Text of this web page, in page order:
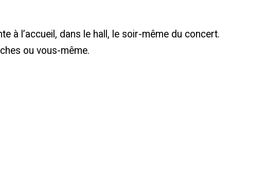
à l’accueil, dans le hall, le soir-même du concert.
ou vous-même.